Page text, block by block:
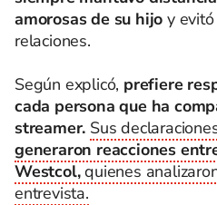
amorosas de su hijo y
relaciones.
Según explicó, prefiere
cada persona que ha
streamer. Sus
generaron reacciones
Westcol,quienes
entrevista.